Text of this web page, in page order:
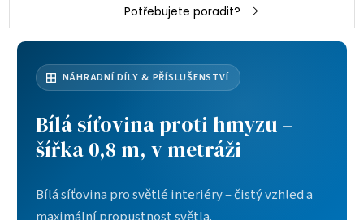
Potřebujete poradit?
NÁHRADNÍ DÍLY & PŘÍSLUŠENSTVÍ
Bílá síťovina proti hmyzu –
šířka 0,8 m, v metráži
Bílá síťovina pro světlé interiéry – čistý vzhled a